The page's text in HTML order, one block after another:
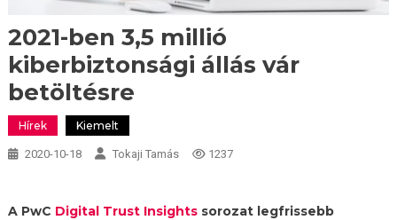
2021-ben 3,5 millió
kiberbiztonsági állás vár
betöltésre
Hírek Kiemelt
2020-10-18 Tokaji Tamás 1237
A PwC Digital Trust Insightssorozat legfrissebb